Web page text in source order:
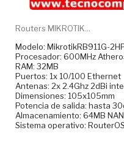
Routers MIKROTIK...
Modelo: MikrotikRB911G-
Procesador: 600MHz
RAM: 32MB
Puertos: 1x 10/100 Ethernet
Antenas: 2x 2.4Ghz 2dBi
Dimensiones: 105x105mm
Potencia de salida: hasta
Almacenamiento: 64MB
Sistema operativo: RouterOS